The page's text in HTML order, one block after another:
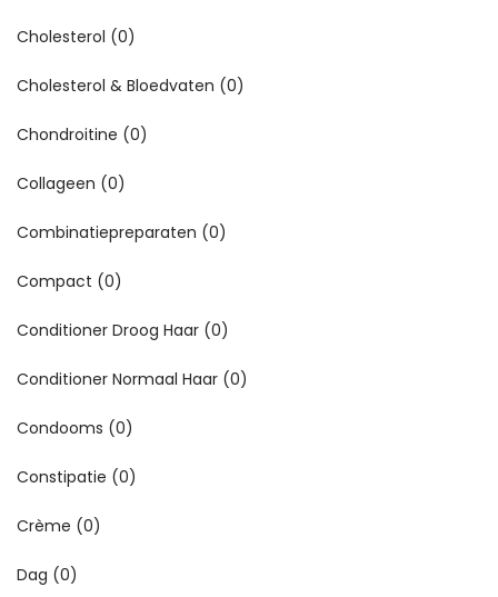
Cholesterol (0)
Cholesterol & Bloedvaten (0)
Chondroitine (0)
Collageen (0)
Combinatiepreparaten (0)
Compact (0)
Conditioner Droog Haar (0)
Conditioner Normaal Haar (0)
Condooms (0)
Constipatie (0)
Crème (0)
Dag (0)